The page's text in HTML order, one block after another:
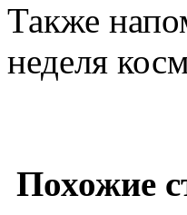
Также
неделя
Похожие